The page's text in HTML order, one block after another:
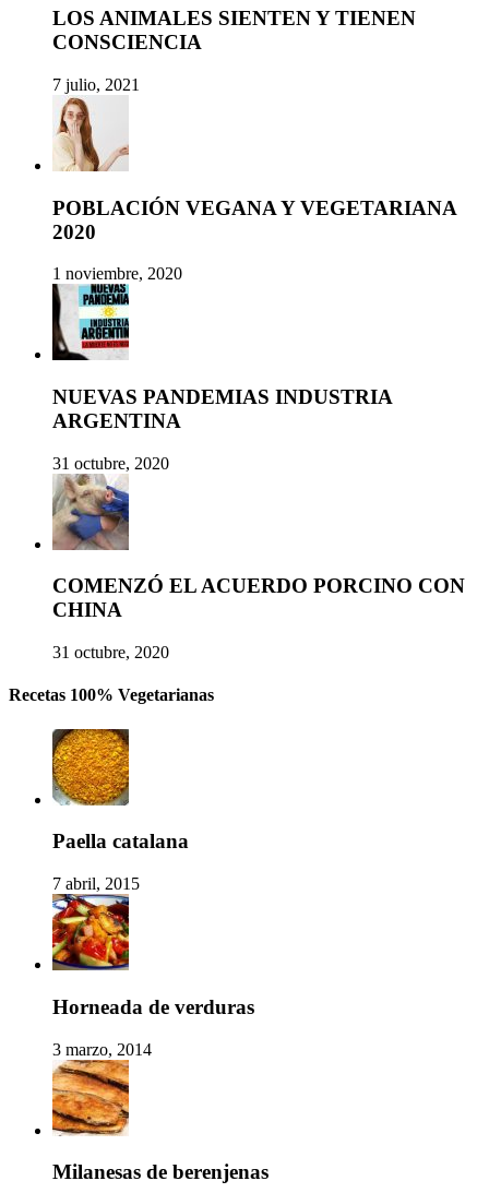
LOS ANIMALES SIENTEN Y TIENEN
CONSCIENCIA
7 julio, 2021
POBLACIÓN VEGANA Y VEGETARIANA
2020
1 noviembre, 2020
NUEVAS PANDEMIAS INDUSTRIA
ARGENTINA
31 octubre, 2020
COMENZÓ EL ACUERDO PORCINO CON
CHINA
31 octubre, 2020
Recetas 100% Vegetarianas
Paella catalana
7 abril, 2015
Horneada de verduras
3 marzo, 2014
Milanesas de berenjenas